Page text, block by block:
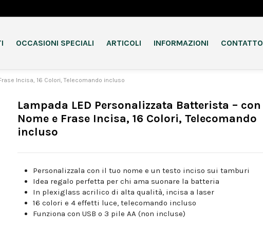
OCCASIONI SPECIALI ARTICOLI INFORMAZIONI CONTATTO
Incisa, 16 Colori, Telecomando incluso
Lampada LED Personalizzata Batterista – con
Nome e Frase Incisa, 16 Colori, Telecomando
incluso
Personalizzala con il tuo nome e un testo inciso sui tamburi
Idea regalo perfetta per chi ama suonare la batteria
In plexiglass acrilico di alta qualità, incisa a laser
16 colori e 4 effetti luce, telecomando incluso
Funziona con USB o 3 pile AA (non incluse)